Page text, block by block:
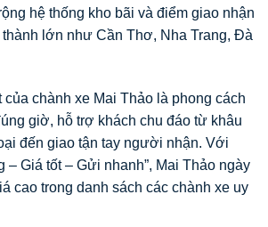
hệ thống kho bãi và điểm giao nhận
thành lớn như Cần Thơ, Nha Trang, Đà
chành xe Mai Thảo là phong cách
giờ, hỗ trợ khách chu đáo từ khâu
đến giao tận tay người nhận. Với
– Giá tốt – Gửi nhanh”, Mai Thảo ngày
cao trong danh sách các chành xe uy